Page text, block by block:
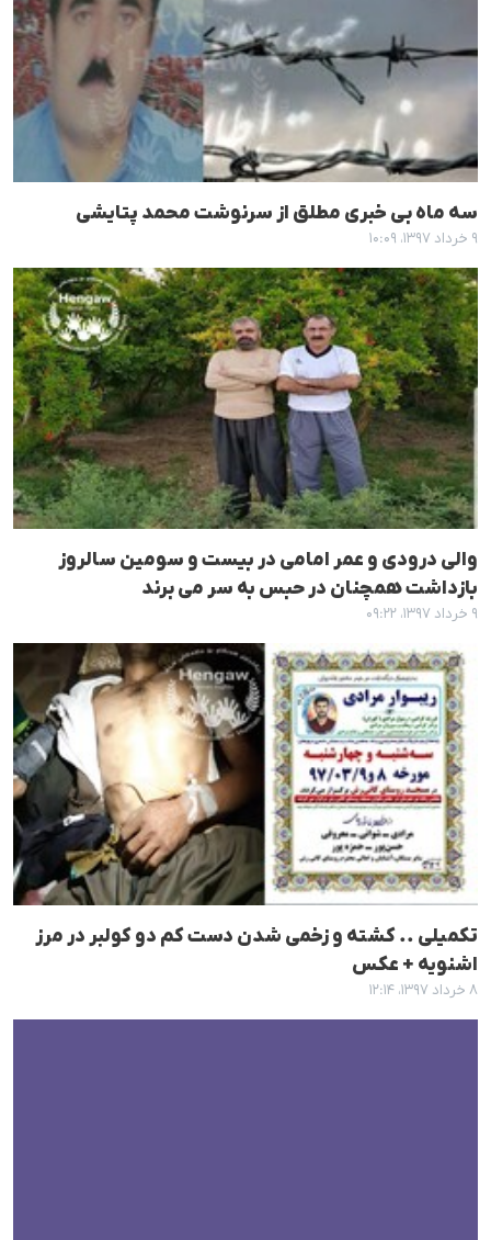
سە ماه بی خبری مطلق از سرنوشت محمد پتایشی
۹ خرداد ۱۳۹۷، ۱۰:۰۹
والی درودی و عمر امامی در بیست و سومین سالروز
بازداشت همچنان در حبس بە سر می برند
۹ خرداد ۱۳۹۷، ۰۹:۲۲
تکمیلی .. کشتە و زخمی شدن دست کم دو کولبر در مرز
اشنویە + عکس
۸ خرداد ۱۳۹۷، ۱۲:۱۴